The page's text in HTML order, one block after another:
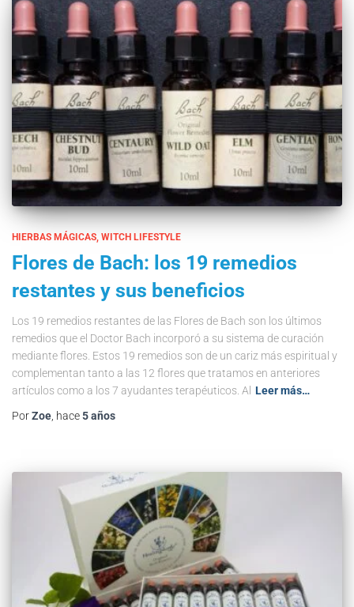
HIERBAS MÁGICAS WITCH LIFESTYLE
Flores de Bach: los 19 remedios
restantes y sus beneficios
Los 19 remedios restantes de las Flores de Bach son los últimos
remedios que el Doctor Bach incorporó a su sistema de curación
mediante flores. Estos 19 remedios son de un cariz más espiritual y
complementan tanto a las 12 flores que tratamos en anteriores
artículos como a los 7 ayudantes terapéuticos. Al Leer más…
PorZoe , hace5 años